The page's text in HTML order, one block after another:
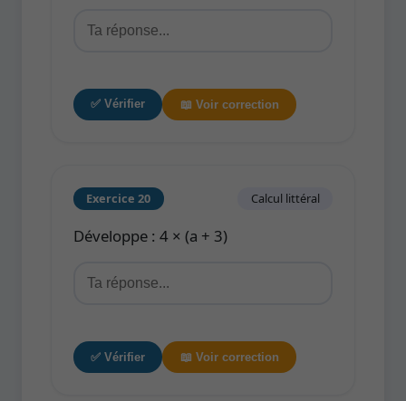
✅ Vérifier 📖 Voir correction
Exercice 20 Calcul littéral
Développe : 4 × (a + 3)
✅ Vérifier 📖 Voir correction